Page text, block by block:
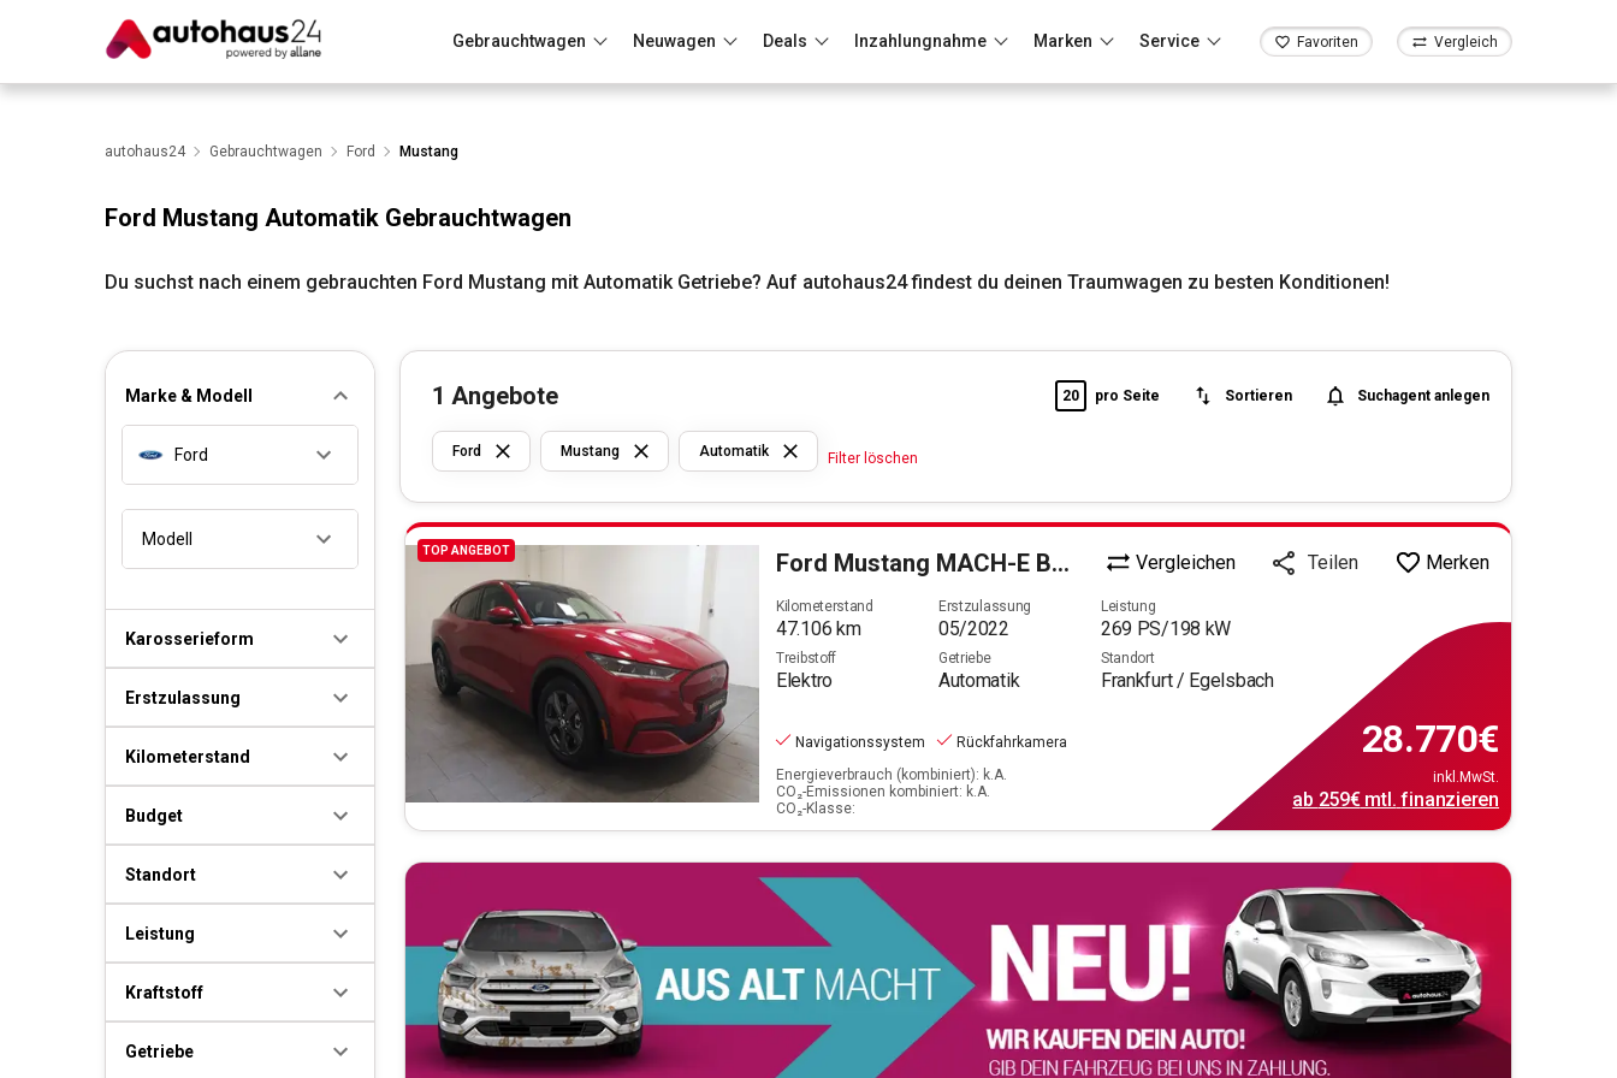
Gebrauchtwagen Neuwagen Deals Inzahlungnahme Marken Service Favoriten Vergleich
Wir bewerten dein AutoRund um die Inzahlungnahme
autohaus24 Gebrauchtwagen Ford Mustang
Ford Mustang Automatik Gebrauchtwagen
Du suchst nach einem gebrauchten Ford Mustang mit Automatik Getriebe? Auf autohaus24 findest du deinen Traumwagen zu besten Konditionen!
Marke & Modell
Ford
Modell
Karosserieform
Erstzulassung
Kilometerstand
Budget
Standort
Leistung
Kraftstoff
Getriebe
1 Angebote
Automatik
Filter löschen
20 pro Seite Sortieren Suchagent anlegen
Ford Mustang Automatik Filter löschen
TOP ANGEBOT Ford Mustang MACH-E Basis (Standard Range) Vergleichen Teilen Merken
Kilometerstand
47.106 km
Erstzulassung
05/2022
Leistung
269 PS/198 kW
Treibstoff
Elektro
Getriebe
Automatik
Standort
Frankfurt / Egelsbach
Navigationssystem
Rückfahrkamera
Energieverbrauch (kombiniert): k.A.
CO₂-Emissionen kombiniert: k.A.
CO₂-Klasse:
28.770€
inkl.MwSt.
ab 259€mtl. finanzieren